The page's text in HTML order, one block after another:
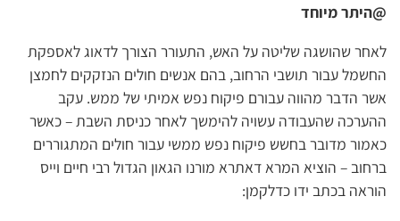
@היתר מיוחד
לאחר שהושגה שליטה על האש, התעורר הצורך לדאוג לאספקת
החשמל עבור תושבי הרחוב, בהם אנשים חולים הנזקקים לחמצן
אשר הדבר מהווה עבורם פיקוח נפש אמיתי של ממש. עקב
ההערכה שהעבודה עשויה להימשך לאחר כניסת השבת – כאשר
כאמור מדובר בחשש פיקוח נפש ממשי עבור חולים המתגוררים
ברחוב – הוציא המרא דאתרא מורנו הגאון הגדול רבי חיים וייס
הוראה בכתב ידו כדלקמן: